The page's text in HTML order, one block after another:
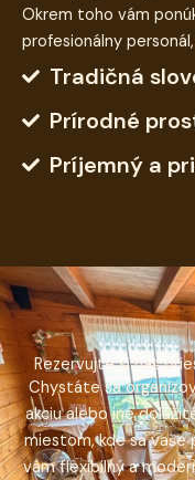
Okrem toho vám
profesionálny
Tradičná
Prírodné
Príjemný a
Rezervujte si náš
Chystáte sa
akciu alebo iné
miestom, kde sa vaše
vám flexibilný a